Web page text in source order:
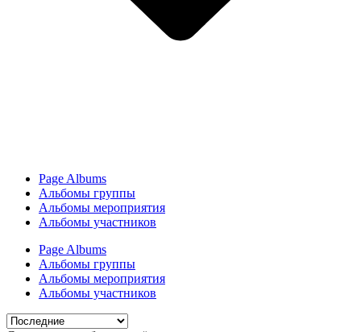
Page Albums
Альбомы группы
Альбомы мероприятия
Альбомы участников
Page Albums
Альбомы группы
Альбомы мероприятия
Альбомы участников